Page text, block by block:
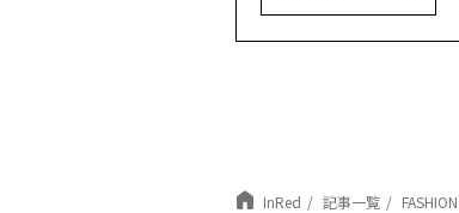
InRed 記事一覧 FASHION